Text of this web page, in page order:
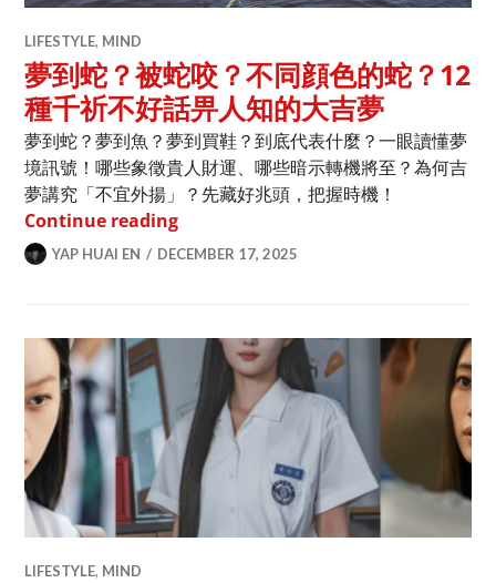
LIFESTYLE, MIND
夢到蛇？被蛇咬？不同顔色的蛇？12
種千祈不好話畀人知的大吉夢
夢到蛇？夢到魚？夢到買鞋？到底代表什麼？一眼讀懂夢
境訊號！哪些象徵貴人財運、哪些暗示轉機將至？為何吉
夢講究「不宜外揚」？先藏好兆頭，把握時機！
Continue reading夢到蛇？被蛇咬？不同顔色的蛇？12 種
YAP HUAI EN DECEMBER 17, 2025
LIFESTYLE, MIND